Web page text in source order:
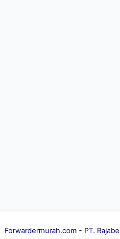
Forwardermurah.com - PT.